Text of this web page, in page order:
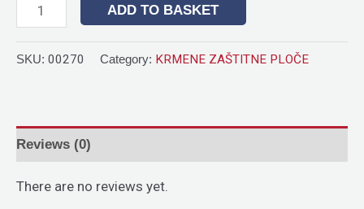
ADD TO BASKET
SKU: 00270 Category: KRMENE ZAŠTITNE PLOČE
Reviews (0)
There are no reviews yet.